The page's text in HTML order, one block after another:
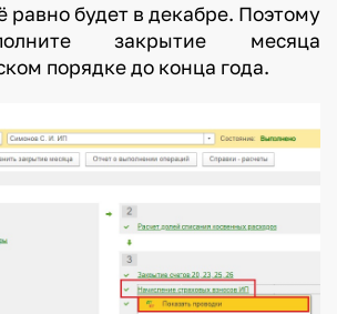
равно будет в декабре. Поэтому
закрытие месяца
порядке до конца года.